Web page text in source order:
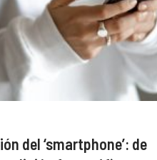
del ‘smartphone’: de